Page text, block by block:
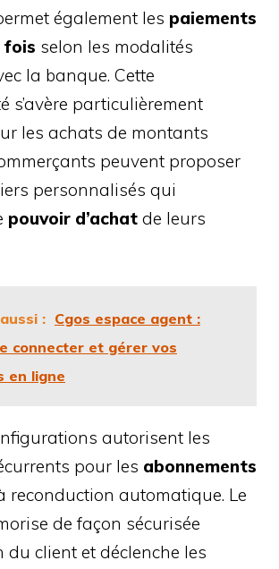
également les paiements
fois selon les modalités
la banque. Cette
s’avère particulièrement
les achats de montants
peuvent proposer
personnalisés qui
pouvoir d’achat de leurs
: Cgos espace agent :
connecter et gérer vos
en ligne
autorisent les
pour les abonnements
reconduction automatique. Le
de façon sécurisée
du client et déclenche les